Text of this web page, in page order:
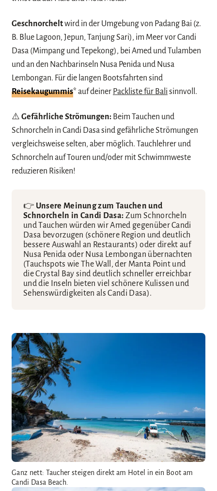
Geschnorcheltwird in der Umgebung von Padang Bai (z.
B. Blue Lagoon, Jepun, Tanjung Sari), im Meer vor Candi
Dasa (Mimpang und Tepekong), bei Amed und Tulamben
und an den Nachbarinseln Nusa Penida und Nusa
Lembongan. Für die langen Bootsfahrten sind
Reisekaugummis* auf deiner Packliste für Bali sinnvoll.
⚠️ Gefährliche Strömungen: Beim Tauchen und
Schnorcheln in Candi Dasa sind gefährliche Strömungen
vergleichsweise selten, aber möglich. Tauchlehrer und
Schnorcheln auf Touren und/oder mit Schwimmweste
reduzieren Risiken!
👉 Unsere Meinung zum Tauchen und
Schnorcheln in Candi Dasa: Zum Schnorcheln
und Tauchen würden wir Amed gegenüber Candi
Dasa bevorzugen (schönere Region und deutlich
bessere Auswahl an Restaurants) oder direkt auf
Nusa Penida oder Nusa Lembongan übernachten
(Tauchspots wie The Wall, der Manta Point und
die Crystal Bay sind deutlich schneller erreichbar
und die Inseln bieten viel schönere Kulissen und
Sehenswürdigkeiten als Candi Dasa).
Ganz nett: Taucher steigen direkt am Hotel in ein Boot am
Candi Dasa Beach.